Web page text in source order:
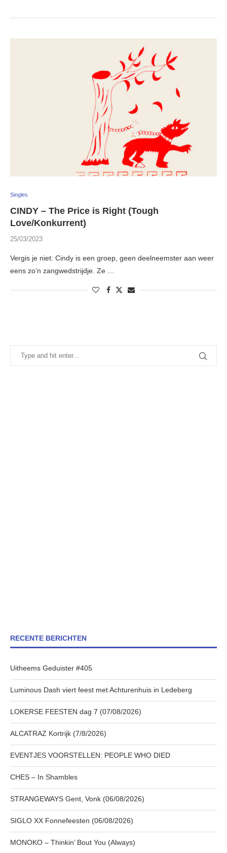
Singles
CINDY – The Price is Right (Tough
Love/Konkurrent)
25/03/2023
Vergis je niet: Cindy is een groep, geen deelneemster aan weer
eens zo’n zangwedstrijdje. Ze …
RECENTE BERICHTEN
Uitheems Geduister #405
Luminous Dash viert feest met Achturenhuis in Ledeberg
LOKERSE FEESTEN dag 7 (07/08/2026)
ALCATRAZ Kortrijk (7/8/2026)
EVENTJES VOORSTELLEN: PEOPLE WHO DIED
CHES – In Shambles
STRANGEWAYS Gent, Vonk (06/08/2026)
SIGLO XX Fonnefeesten (06/08/2026)
MONOKO – Thinkin’ Bout You (Always)